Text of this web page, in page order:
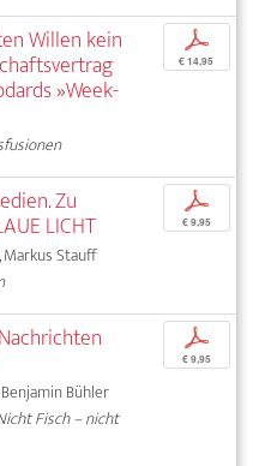
Willen kein
»Week-
p
€ 14,95
Zu
LICHT
Markus Stauff
p
€ 9,95
Bühler
Fisch – nicht
p
€ 9,95